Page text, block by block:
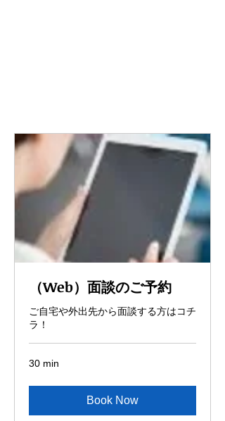
（Web）面談のご予約
ご自宅や外出先から面談する方はコチ
ラ！
30 min
Book Now